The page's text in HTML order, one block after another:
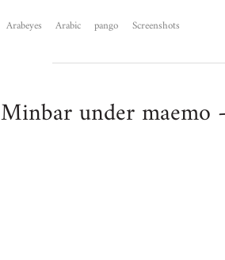
Arabeyes Arabic pango Screenshots
Minbar under maemo